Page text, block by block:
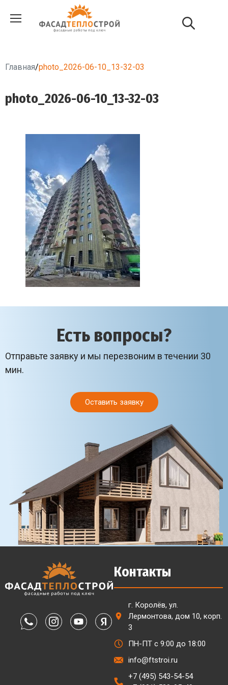
Главная/photo_2026-06-10_13-32-03
photo_2026-06-10_13-32-03
Есть вопросы?
Отправьте заявку и мы перезвоним в течении 30
мин.
Оставить заявку
Контакты
г. Королёв, ул.
Лермонтова, дом 10, корп.
3
ПН-ПТ с 9:00 до 18:00
info@ftstroi.ru
+7 (495) 543-54-54